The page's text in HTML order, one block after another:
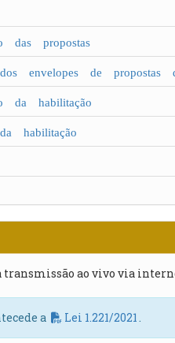
das propostas
envelopes de propostas
da habilitação
habilitação
transmissão ao vivo via
a Lei 1.221/2021